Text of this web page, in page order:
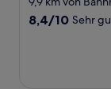
Unterkunft
8.4
8,4/10 Sehr